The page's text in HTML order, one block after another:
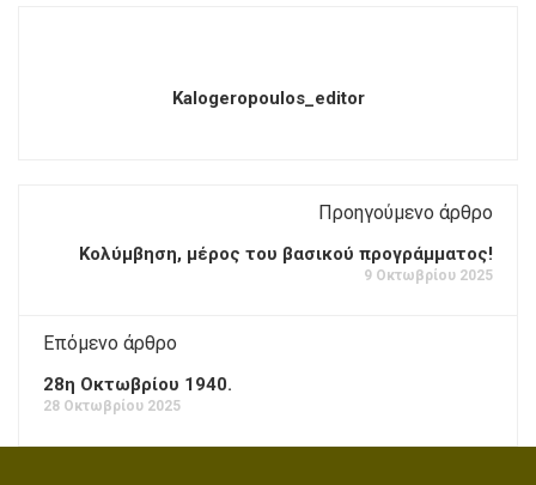
Kalogeropoulos_editor
Προηγούμενο άρθρο
Κολύμβηση, μέρος του βασικού προγράμματος!
9 Οκτωβρίου 2025
Επόμενο άρθρο
28η Οκτωβρίου 1940.
28 Οκτωβρίου 2025